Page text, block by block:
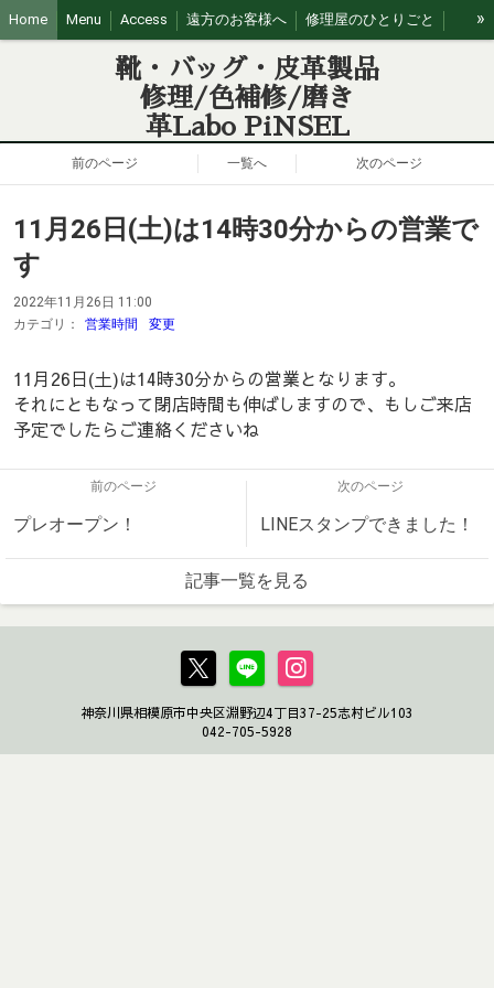
Home Menu Access 遠方のお客様へ 修理屋のひとりごと
営業日カレンダー
»
靴・バッグ・皮革製品
修理/色補修/磨き
革Labo PiNSEL
前のページ 一覧へ 次のページ
11月26日(土)は14時30分からの営業で
す
2022年11月26日 11:00
カテゴリ：
営業時間 変更
11月26日(土)は14時30分からの営業となります。
それにともなって閉店時間も伸ばしますので、もしご来店
予定でしたらご連絡くださいね
前のページ
プレオープン！
次のページ
LINEスタンプできました！
記事一覧を見る
神奈川県相模原市中央区淵野辺4丁目37-25志村ビル103
042-705-5928